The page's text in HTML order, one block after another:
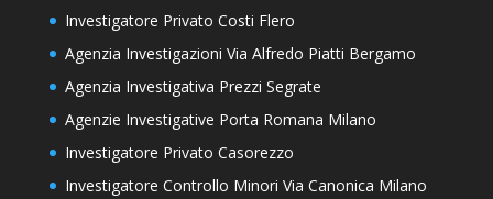
Investigatore Privato Costi Flero
Agenzia Investigazioni Via Alfredo Piatti Bergamo
Agenzia Investigativa Prezzi Segrate
Agenzie Investigative Porta Romana Milano
Investigatore Privato Casorezzo
Investigatore Controllo Minori Via Canonica Milano